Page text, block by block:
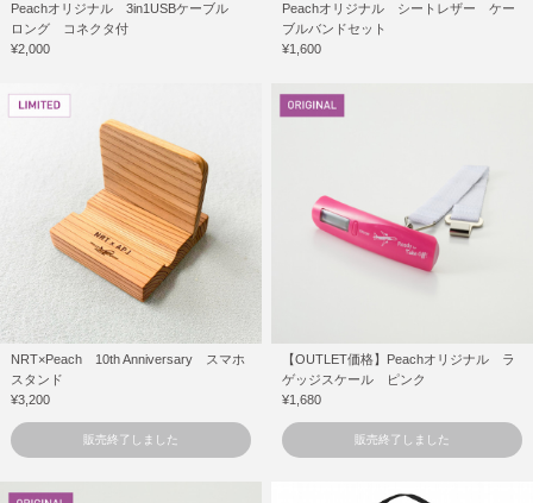
Peachオリジナル 3in1USBケーブル
ロング コネクタ付
¥2,000
Peachオリジナル シートレザー ケー
ブルバンドセット
¥1,600
NRT×Peach 10th Anniversary スマホ
スタンド
¥3,200
販売終了しました
【OUTLET価格】Peachオリジナル ラ
ゲッジスケール ピンク
¥1,680
販売終了しました